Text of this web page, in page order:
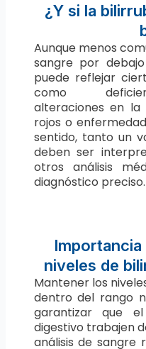
¿Y si la
Aunque menos
sangre por
puede reflejar
como
alteraciones en la
rojos o
sentido, tanto un
deben ser
otros análisis
diagnóstico preciso.
niveles de
Mantener los
dentro del rango
garantizar que
digestivo trabajen
análisis de sangre